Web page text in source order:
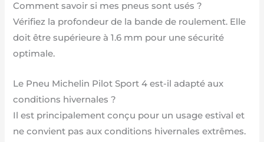
Comment savoir si mes pneus sont usés ?
Vérifiez la profondeur de la bande de roulement. Elle
doit être supérieure à 1.6 mm pour une sécurité
optimale.
Le Pneu Michelin Pilot Sport 4 est-il adapté aux
conditions hivernales ?
Il est principalement conçu pour un usage estival et
ne convient pas aux conditions hivernales extrêmes.